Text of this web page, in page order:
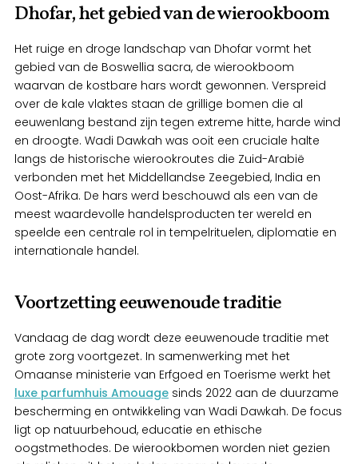
Dhofar, het gebied van de wierookboom
Het ruige en droge landschap van Dhofar vormt het
gebied van de Boswellia sacra, de wierookboom
waarvan de kostbare hars wordt gewonnen. Verspreid
over de kale vlaktes staan de grillige bomen die al
eeuwenlang bestand zijn tegen extreme hitte, harde wind
en droogte. Wadi Dawkah was ooit een cruciale halte
langs de historische wierookroutes die Zuid-Arabië
verbonden met het Middellandse Zeegebied, India en
Oost-Afrika. De hars werd beschouwd als een van de
meest waardevolle handelsproducten ter wereld en
speelde een centrale rol in tempelrituelen, diplomatie en
internationale handel.
Voortzetting eeuwenoude traditie
Vandaag de dag wordt deze eeuwenoude traditie met
grote zorg voortgezet. In samenwerking met het
Omaanse ministerie van Erfgoed en Toerisme werkt het
luxe parfumhuis Amouage sinds 2022 aan de duurzame
bescherming en ontwikkeling van Wadi Dawkah. De focus
ligt op natuurbehoud, educatie en ethische
oogstmethodes. De wierookbomen worden niet gezien